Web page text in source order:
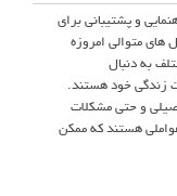
و پشتیبانی برای
های متوالی امروزه
به دنبال
زندگی خود هستند.
و حتی مشکلات
هستند که ممکن